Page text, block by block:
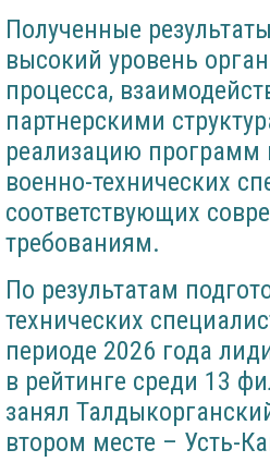
Полученные
высокий уровень
процесса,
партнерскими
реализацию программ
военно-технических
соответствующих
требованиям.
По результатам
технических
периоде 2026 года
в рейтинге среди 13
занял
втором месте – Усть-